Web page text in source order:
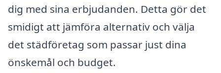
dig med sina erbjudanden. Detta gör det
smidigt att jämföra alternativ och välja
det städföretag som passar just dina
önskemål och budget.